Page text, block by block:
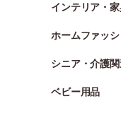
インテリア・
ホームファッ
シニア・介護
ベビー用品